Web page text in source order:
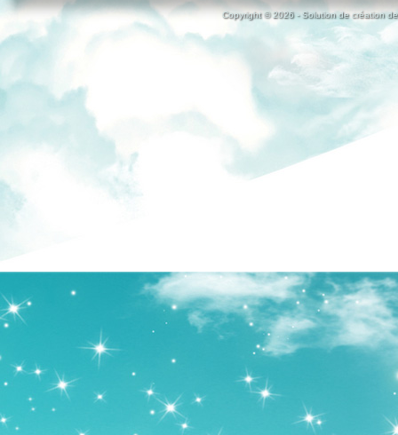
Copyright © 2026 - Solution de création